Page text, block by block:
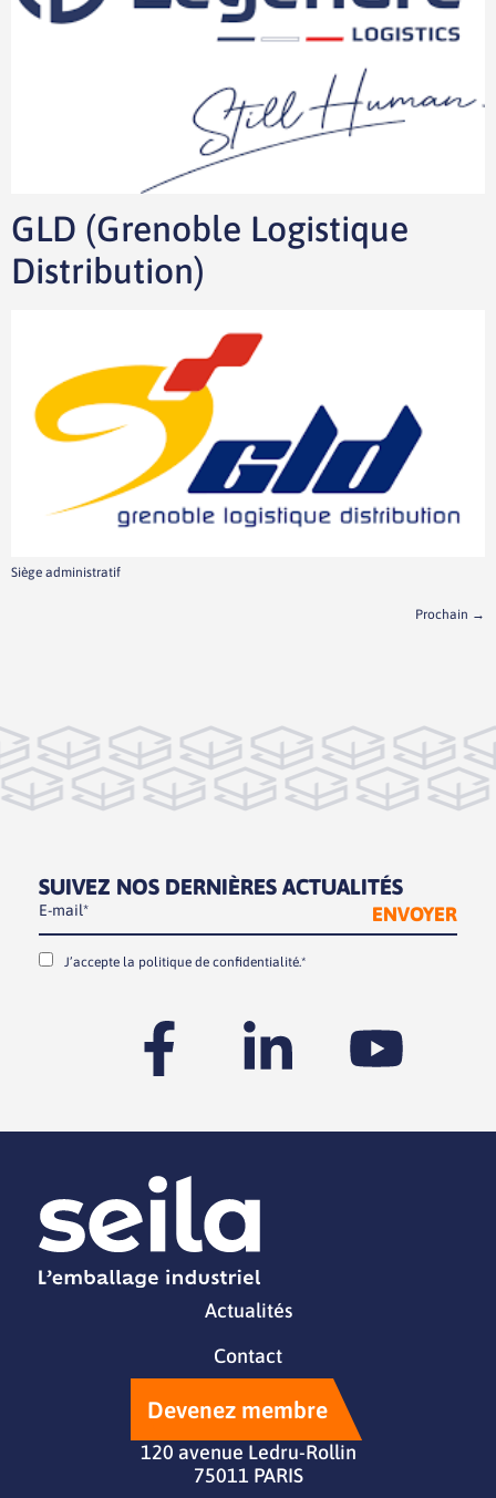
GLD (Grenoble Logistique
Distribution)
Siège administratif
Prochain →
SUIVEZ NOS DERNIÈRES ACTUALITÉS
J’accepte la politique de confidentialité.*
Actualités
Contact
120 avenue Ledru-Rollin
75011 PARIS
Devenez membre